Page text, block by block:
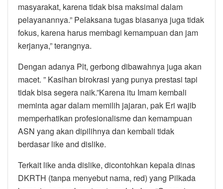
masyarakat, karena tidak bisa maksimal dalam
pelayanannya.” Pelaksana tugas biasanya juga tidak
fokus, karena harus membagi kemampuan dan jam
kerjanya,” terangnya.
Dengan adanya Plt, gerbong dibawahnya juga akan
macet. ” Kasihan birokrasi yang punya prestasi tapi
tidak bisa segera naik.”Karena itu Imam kembali
meminta agar dalam memilih jajaran, pak Eri wajib
memperhatikan profesionalisme dan kemampuan
ASN yang akan dipilihnya dan kembali tidak
berdasar like and dislike.
Terkait like anda dislike, dicontohkan kepala dinas
DKRTH (tanpa menyebut nama, red) yang Pilkada